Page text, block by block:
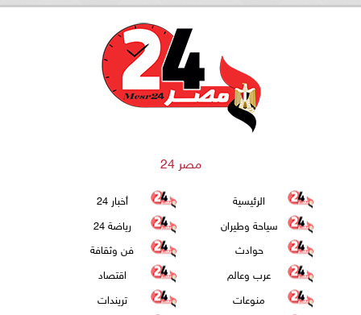
مصر 24
الرئيسية
أخبار 24
سياحة وطيران
رياضة 24
حوادث
فن وثقافة
عرب وعالم
اقتصاد
منوعات
تريندات